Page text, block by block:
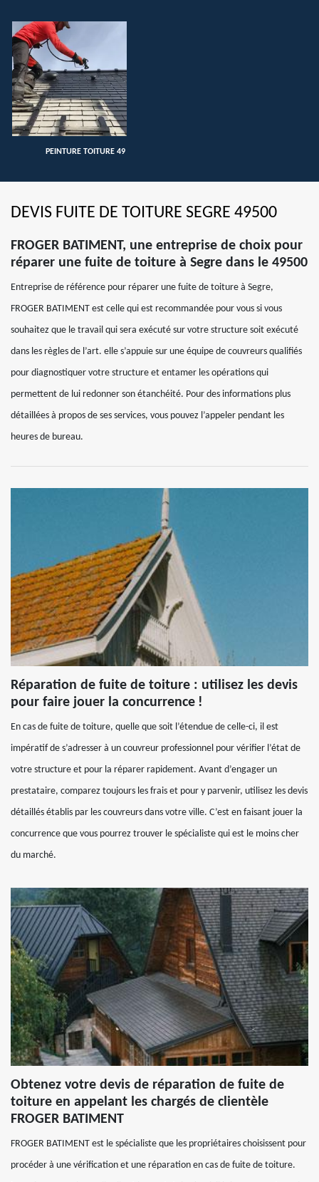
PEINTURE TOITURE 49
DEVIS FUITE DE TOITURE SEGRE 49500
FROGER BATIMENT, une entreprise de choix pour
réparer une fuite de toiture à Segre dans le 49500
Entreprise de référence pour réparer une fuite de toiture à Segre,
FROGER BATIMENT est celle qui est recommandée pour vous si vous
souhaitez que le travail qui sera exécuté sur votre structure soit exécuté
dans les règles de l’art. elle s’appuie sur une équipe de couvreurs qualifiés
pour diagnostiquer votre structure et entamer les opérations qui
permettent de lui redonner son étanchéité. Pour des informations plus
détaillées à propos de ses services, vous pouvez l’appeler pendant les
heures de bureau.
Réparation de fuite de toiture : utilisez les devis
pour faire jouer la concurrence !
En cas de fuite de toiture, quelle que soit l’étendue de celle-ci, il est
impératif de s’adresser à un couvreur professionnel pour vérifier l’état de
votre structure et pour la réparer rapidement. Avant d’engager un
prestataire, comparez toujours les frais et pour y parvenir, utilisez les devis
détaillés établis par les couvreurs dans votre ville. C’est en faisant jouer la
concurrence que vous pourrez trouver le spécialiste qui est le moins cher
du marché.
Obtenez votre devis de réparation de fuite de
toiture en appelant les chargés de clientèle
FROGER BATIMENT
FROGER BATIMENT est le spécialiste que les propriétaires choisissent pour
procéder à une vérification et une réparation en cas de fuite de toiture.